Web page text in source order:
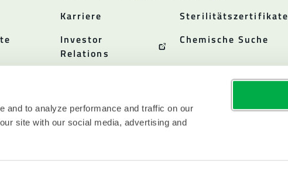
and to analyze performance and traffic on our
site with our social media, advertising and
Karriere
Investor
Relations
Sterilitätszertifikate
Chemische Suche